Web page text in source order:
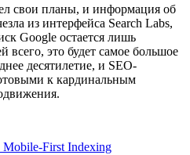
свои планы, и информация об
из интерфейса Search Labs,
Google остается лишь
всего, это будет самое большое
десятилетие, и SEO-
к кардинальным
Mobile-First Indexing